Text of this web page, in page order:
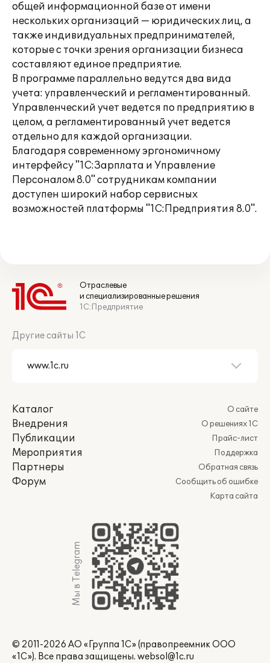
общей информационной базе от имени
нескольких организаций — юридических лиц, а
также индивидуальных предпринимателей,
которые с точки зрения организации бизнеса
составляют единое предприятие.
В программе параллельно ведутся два вида
учета: управленческий и регламентированный.
Управленческий учет ведется по предприятию в
целом, а регламентированный учет ведется
отдельно для каждой организации.
Благодаря современному эргономичному
интерфейсу "1С:Зарплата и Управление
Персоналом 8.0" сотрудникам компании
доступен широкий набор сервисных
возможностей платформы "1С:Предприятия 8.0".
Отраслевые
и специализированные решения
1С:Предприятие
Другие сайты 1С
Каталог
Внедрения
Публикации
Мероприятия
Партнеры
Форум
О сайте
О решениях 1С
Прайс-лист
Поддержка
Обратная связь
Сообщить об ошибке
Карта сайта
Мы в Telegram
© 2011-2026 АО «Группа 1С» (правопреемник ООО
«1С»). Все права защищены. websol@1c.ru